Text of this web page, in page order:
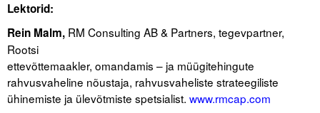
Lektorid:
Rein Malm, RM Consulting AB & Partners, tegevpartner,
Rootsi
ettevõttemaakler, omandamis – ja müügitehingute
rahvusvaheline nõustaja, rahvusvaheliste strateegiliste
ühinemiste ja ülevõtmiste spetsialist. www.rmcap.com